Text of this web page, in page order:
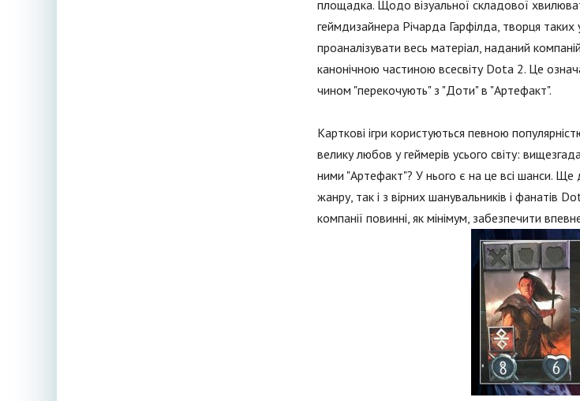
площадка. Щодо візуальної складової
геймдизайнера Річарда Гарфілда, творця
проаналізувати весь матеріал, наданий
канонічною частиною всесвіту Dota 2. Це
чином "перекочують" з "Доти" в "Артефакт".
Карткові ігри користуються певною
велику любов у геймерів усього світу:
ними "Артефакт"? У нього є на це всі шанси. Ще
жанру, так і з вірних шанувальників і фанатів
компанії повинні, як мінімум, забезпечити